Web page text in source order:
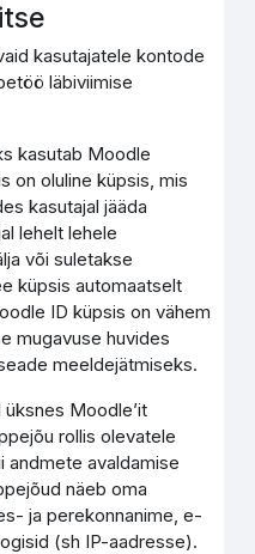
kasutajatele kontode
läbiviimise
kasutab Moodle
on oluline küpsis, mis
kasutajal jääda
lehelt lehele
või suletakse
küpsis automaatselt
ID küpsis on vähem
mugavuse huvides
meeldejätmiseks.
Moodle’it
rollis olevatele
andmete avaldamise
näeb oma
ja perekonnanime, e-
(sh IP-aadresse).